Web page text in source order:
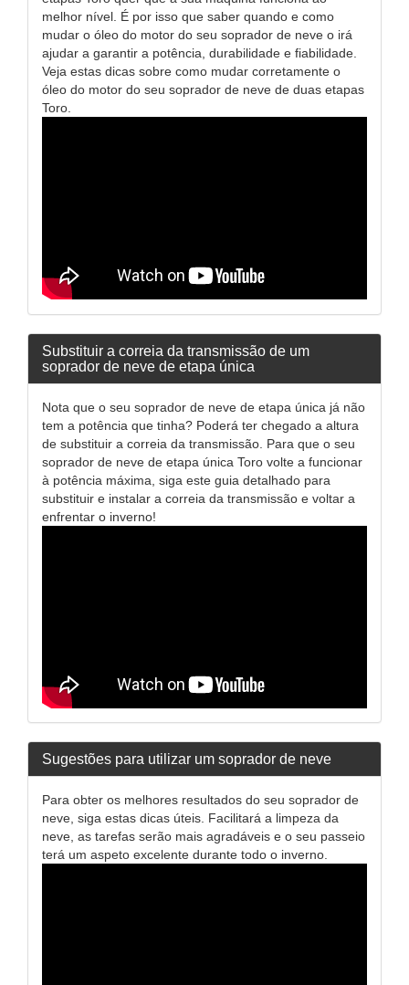
melhor nível. É por isso que saber quando e como
mudar o óleo do motor do seu soprador de neve o irá
ajudar a garantir a potência, durabilidade e fiabilidade.
Veja estas dicas sobre como mudar corretamente o
óleo do motor do seu soprador de neve de duas etapas
Toro.
Substituir a correia da transmissão de um
soprador de neve de etapa única
Nota que o seu soprador de neve de etapa única já não
tem a potência que tinha? Poderá ter chegado a altura
de substituir a correia da transmissão. Para que o seu
soprador de neve de etapa única Toro volte a funcionar
à potência máxima, siga este guia detalhado para
substituir e instalar a correia da transmissão e voltar a
enfrentar o inverno!
Sugestões para utilizar um soprador de neve
Para obter os melhores resultados do seu soprador de
neve, siga estas dicas úteis. Facilitará a limpeza da
neve, as tarefas serão mais agradáveis e o seu passeio
terá um aspeto excelente durante todo o inverno.